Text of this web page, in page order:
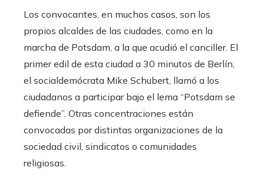
Los convocantes, en muchos casos, son los
propios alcaldes de las ciudades, como en la
marcha de Potsdam, a la que acudió el canciller. El
primer edil de esta ciudad a 30 minutos de Berlín,
el socialdemócrata Mike Schubert, llamó a los
ciudadanos a participar bajo el lema “Potsdam se
defiende”. Otras concentraciones están
convocadas por distintas organizaciones de la
sociedad civil, sindicatos o comunidades
religiosas.